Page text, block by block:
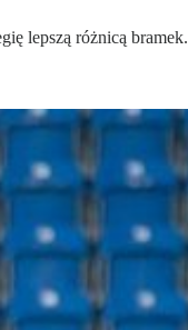
lepszą różnicą bramek.